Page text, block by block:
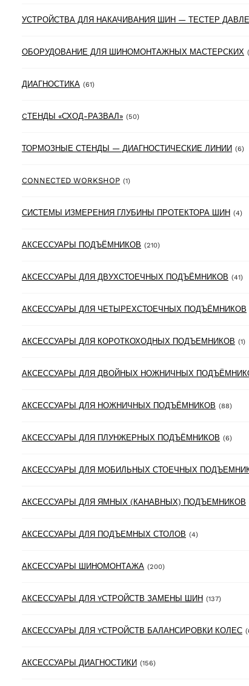
ОБОРУДОВАНИЕ ДЛЯ ШИНОМОНТАЖНЫХ МАСТЕРСКИХ
ДИАГНОСТИКА (61)61 products
CТЕНДЫ «СХОД-РАЗВАЛ» (50)50 products
ТОРМОЗНЫЕ СТЕНДЫ — ДИАГНОСТИЧЕСКИЕ ЛИНИИ (6)6
CONNECTED WORKSHOP (1)1 product
СИСТЕМЫ ИЗМЕРЕНИЯ ГЛУБИНЫ ПРОТЕКТОРА ШИН (4)4
АКСЕССУАРЫ ПОДЪЁМНИКОВ (210)210 products
АКСЕССУАРЫ ДЛЯ ДВУХСТОЕЧНЫХ ПОДЪЁМНИКОВ (41)
АКСЕССУАРЫ ДЛЯ ЧЕТЫРЕХСТОЕЧНЫХ ПОДЪЁМНИКОВ
АКСЕССУАРЫ ДЛЯ КОРОТКОХОДНЫХ ПОДЪЕМНИКОВ (1)
АКСЕССУАРЫ ДЛЯ НОЖНИЧНЫХ ПОДЪЁМНИКОВ (88)88
АКСЕССУАРЫ ДЛЯ ПЛУНЖЕРНЫХ ПОДЪЁМНИКОВ (6)6
АКСЕССУАРЫ ДЛЯ ЯМНЫХ (КАНАВНЫХ) ПОДЪЕМНИКОВ
АКСЕССУАРЫ ДЛЯ ПОДЪЕМНЫХ СТОЛОВ (4)4 products
АКСЕССУАРЫ ШИНОМОНТАЖА (200)200 products
АКСЕССУАРЫ ДЛЯ YСТРОЙСТВ ЗАМЕНЫ ШИН (137)137
АКСЕССУАРЫ ДЛЯ YСТРОЙСТВ БАЛАНСИРОВКИ КОЛЕС
АКСЕССУАРЫ ДИАГНОСТИКИ (156)156 products